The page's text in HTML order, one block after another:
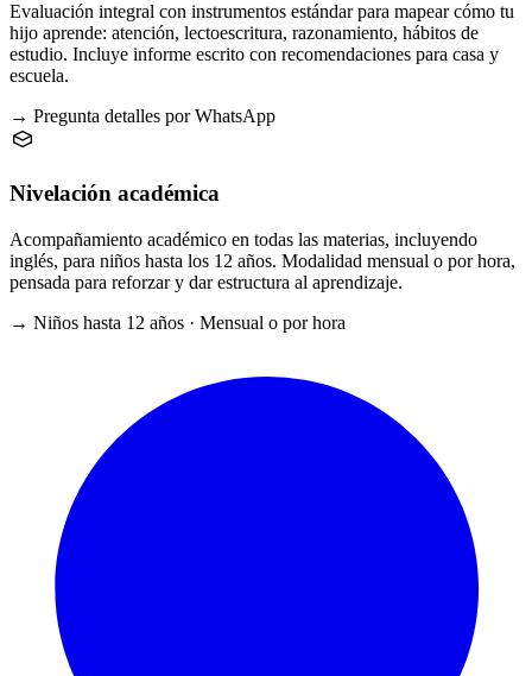
Evaluación integral con instrumentos estándar para mapear cómo tu
hijo aprende: atención, lectoescritura, razonamiento, hábitos de
estudio. Incluye informe escrito con recomendaciones para casa y
escuela.
→ Pregunta detalles por WhatsApp
Nivelación académica
Acompañamiento académico en todas las materias, incluyendo
inglés, para niños hasta los 12 años. Modalidad mensual o por hora,
pensada para reforzar y dar estructura al aprendizaje.
→ Niños hasta 12 años · Mensual o por hora